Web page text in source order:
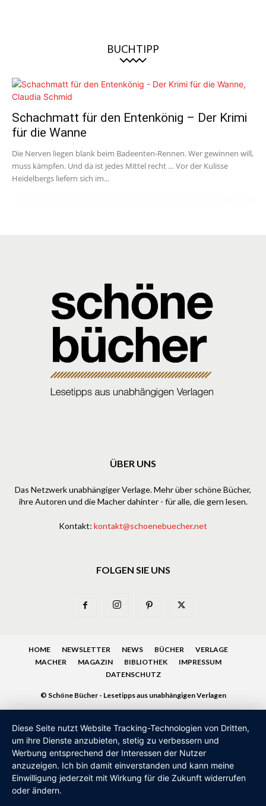
BUCHTIPP
Schachmatt für den Entenkönig – Der Krimi
für die Wanne
Die Nerven liegen blank beim Badeenten-Rennen. Wer gewinnen will,
muss kämpfen. Und da ist jedes Mittel recht … Vor der Kulisse
Heidelbergs liefern sich im...
ÜBER UNS
Das Netzwerk unabhängiger Verlage. Mehr über schöne Bücher,
ihre Autoren und die Macher dahinter - für alle, die gern lesen.
Kontakt: kontakt@schoenebuecher.net
FOLGEN SIE UNS
HOME NEWSLETTER NEWS BÜCHER
VERLAGE
MACHER
MAGAZIN BIBLIOTHEK
IMPRESSUM
DATENSCHUTZ
© Schöne Bücher - Lesetipps aus unabhängigen Verlagen
Diese Seite nutzt Website Tracking-Technologien von Dritten,
um ihre Dienste anzubieten, stetig zu verbessern und
Werbung entsprechend der Interessen der Nutzer
anzuzeigen. Ich bin damit einverstanden und kann meine
Einwilligung jederzeit mit Wirkung für die Zukunft widerrufen
oder ändern.